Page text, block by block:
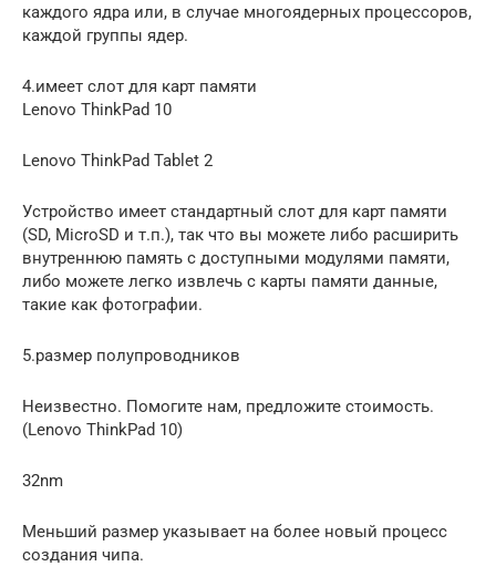
каждого ядра или, в случае многоядерных процессоров,
каждой группы ядер.
4.имеет слот для карт памяти
Lenovo ThinkPad 10
Lenovo ThinkPad Tablet 2
Устройство имеет стандартный слот для карт памяти
(SD, MicroSD и т.п.), так что вы можете либо расширить
внутреннюю память с доступными модулями памяти,
либо можете легко извлечь с карты памяти данные,
такие как фотографии.
5.размер полупроводников
Неизвестно. Помогите нам, предложите стоимость.
(Lenovo ThinkPad 10)
32nm
Меньший размер указывает на более новый процесс
создания чипа.